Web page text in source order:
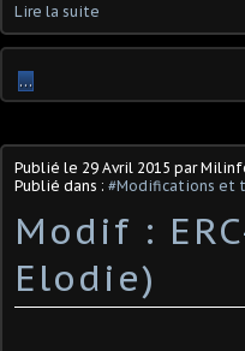
Lire la suite
…
Publié le 29 Avril 2015 par
Publié dans : #Modifications et
Modif :
Elodie)